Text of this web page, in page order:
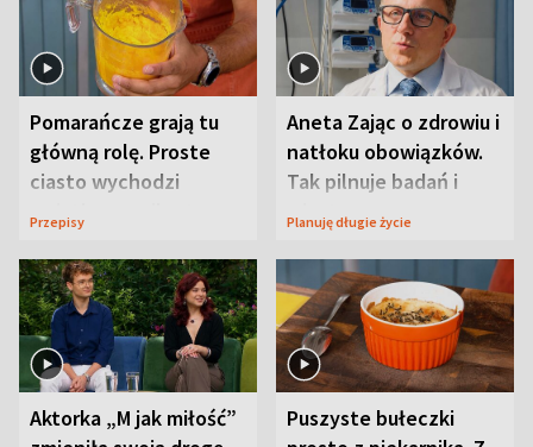
Pomarańcze grają tu
główną rolę. Proste
ciasto wychodzi
wyjątkowo wilgotne
Przepisy
Aneta Zając o zdrowiu i
natłoku obowiązków.
Tak pilnuje badań i
wizyt
Planuję długie życie
Aktorka „M jak miłość”
Puszyste bułeczki